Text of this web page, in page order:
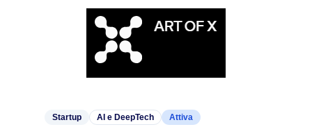
Startup AI e DeepTech Attiva